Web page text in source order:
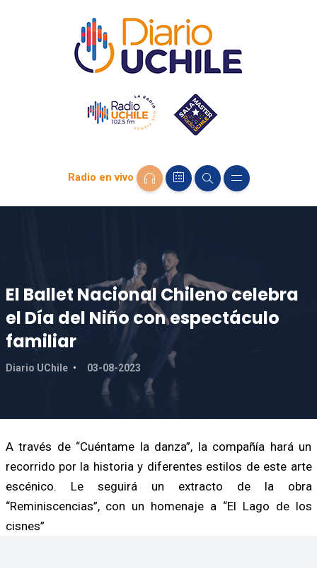
Radio en vivo
El Ballet Nacional Chileno celebra
el Día del Niño con espectáculo
familiar
Diario UChile 03-08-2023
A través de “Cuéntame la danza”, la compañía hará un
recorrido por la historia y diferentes estilos de este arte
escénico. Le seguirá un extracto de la obra
“Reminiscencias”, con un homenaje a “El Lago de los
cisnes”